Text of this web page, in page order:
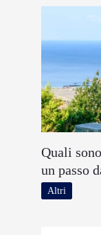
Quali
un passo
Altri